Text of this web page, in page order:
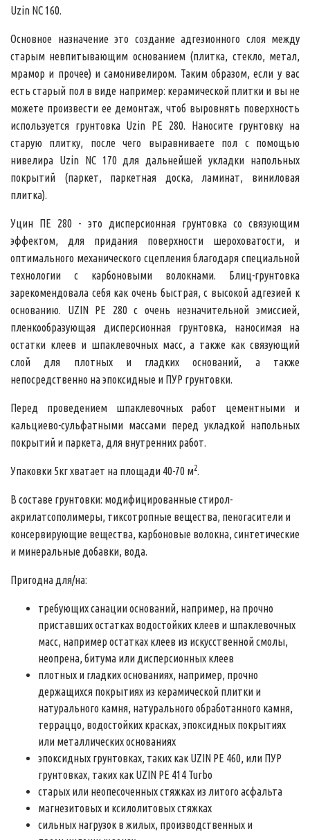
Uzin NC 160.
Основное назначение это создание адгезионного слоя между
старым невпитывающим основанием (плитка, стекло, метал,
мрамор и прочее) и самонивелиром. Таким образом, если у вас
есть старый пол в виде например: керамической плитки и вы не
можете произвести ее демонтаж, чтоб выровнять поверхность
используется грунтовка Uzin PE 280. Наносите грунтовку на
старую плитку, после чего выравниваете пол с помощью
нивелира Uzin NC 170 для дальнейшей укладки напольных
покрытий (паркет, паркетная доска, ламинат, виниловая
плитка).
Уцин ПЕ 280 - это дисперсионная грунтовка со связующим
эффектом, для придания поверхности шероховатости, и
оптимального механического сцепления благодаря специальной
технологии с карбоновыми волокнами. Блиц-грунтовка
зарекомендовала себя как очень быстрая, с высокой адгезией к
основанию. UZIN PE 280 с очень незначительной эмиссией,
пленкообразующая дисперсионная грунтовка, наносимая на
остатки клеев и шпаклевочных масс, а также как связующий
слой для плотных и гладких оснований, а также
непосредственно на эпоксидные и ПУР грунтовки.
Перед проведением шпаклевочных работ цементными и
кальциево-сульфатными массами перед укладкой напольных
покрытий и паркета, для внутренних работ.
Упаковки 5кг хватает на площади 40-70 м2
В составе грунтовки: модифицированные стирол-
акрилатсополимеры, тиксотропные вещества, пеногасители и
консервирующие вещества, карбоновые волокна, синтетические
и минеральные добавки, вода.
Пригодна для/на:
требующих санации оснований, например, на прочно
приставших остатках водостойких клеев и шпаклевочных
масс, например остатках клеев из искусственной смолы,
неопрена, битума или дисперсионных клеев
плотных и гладких основаниях, например, прочно
держащихся покрытиях из керамической плитки и
натурального камня, натурального обработанного камня,
терраццо, водостойких красках, эпоксидных покрытиях
или металлических основаниях
эпоксидных грунтовках, таких как UZIN PE 460, или ПУР
грунтовках, таких как UZIN PE 414 Turbo
старых или неопесоченных стяжках из литого асфальта
магнезитовых и ксилолитовых стяжках
сильных нагрузок в жилых, производственных и